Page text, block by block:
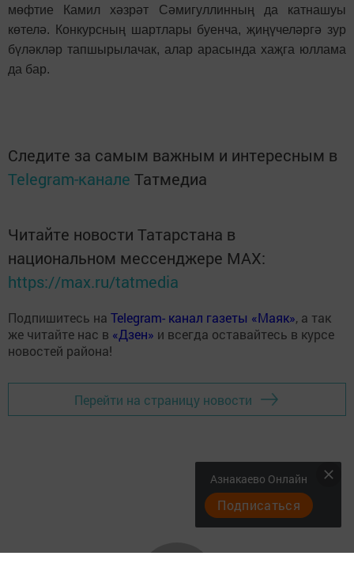
мөфтие Камил хәзрәт Сәмигуллинның да катнашуы
көтелә. Конкурсның шартлары буенча, җиңүчеләргә зур
бүләкләр тапшырылачак, алар арасында хаҗга юллама
да бар.
Следите за самым важным и интересным в
Telegram-канале Татмедиа
Читайте новости Татарстана в
национальном мессенджере MАХ:
https://max.ru/tatmedia
Подпишитесь на Telegram- канал газеты «Маяк», а так
же читайте нас в «Дзен» и всегда оставайтесь в курсе
новостей района!
Перейти на страницу новости
Азнакаево Онлайн
Подписаться